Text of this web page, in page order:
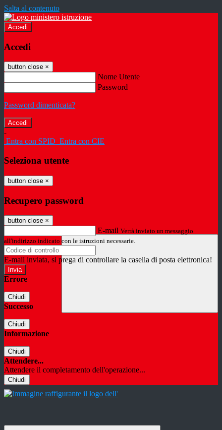
Salta al contenuto
Accedi
Accedi
button close ×
Nome Utente
Password
Password dimenticata?
-
Entra con SPID Entra con CIE
Seleziona utente
button close ×
Recupero password
button close ×
E-mail Verrà inviato un messaggio
all'indirizzo indicato con le istruzioni necessarie.
E-mail inviata, si prega di controllare la casella di posta elettronica!
Errore
Chiudi
Successo
Chiudi
Informazione
Chiudi
Attendere...
Attendere il completamento dell'operazione...
Chiudi